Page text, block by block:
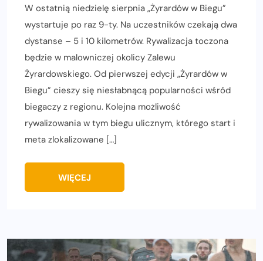
W ostatnią niedzielę sierpnia „Żyrardów w Biegu”
wystartuje po raz 9-ty. Na uczestników czekają dwa
dystanse – 5 i 10 kilometrów. Rywalizacja toczona
będzie w malowniczej okolicy Zalewu
Żyrardowskiego. Od pierwszej edycji „Żyrardów w
Biegu” cieszy się niesłabnącą popularności wśród
biegaczy z regionu. Kolejna możliwość
rywalizowania w tym biegu ulicznym, którego start i
meta zlokalizowane […]
WIĘCEJ